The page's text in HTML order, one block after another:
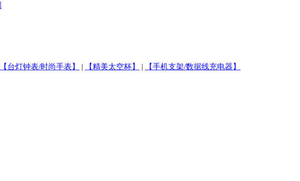
【台灯钟表/时尚手表】 | 【精美太空杯】 |
【手机支架/数据线充电器】